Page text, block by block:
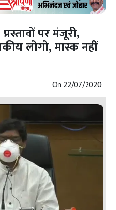
पर मंजूरी,
लोगो, मास्क नहीं
On22/07/2020